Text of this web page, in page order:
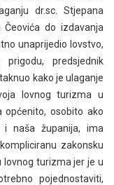
dr.sc. Stjepana
do izdavanja
unaprijedio lovstvo,
predsjednik
kako je ulaganje
lovnog turizma u
osobito ako
naša županija, ima
zakonsku
lovnog turizma jer je u
pojednostaviti,